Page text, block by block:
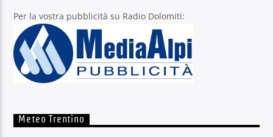
Per la vostra pubblicità su Radio Dolomiti:
Meteo Trentino